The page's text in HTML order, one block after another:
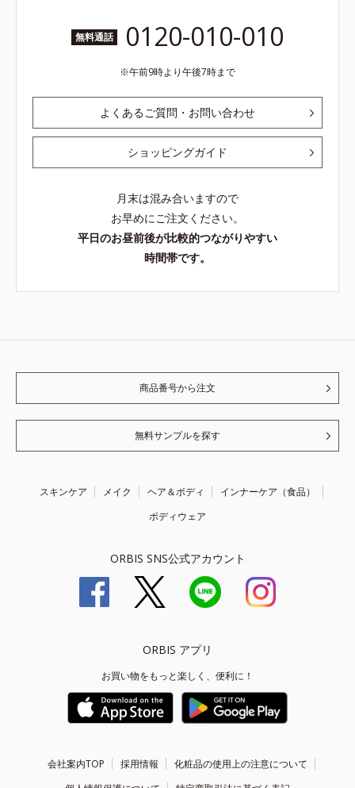
無料通話 0120-010-010
午前9時より午後7時まで
よくあるご質問・お問い合わせ
ショッピングガイド
月末は混み合いますので
お早めにご注文ください。
平日のお昼前後が比較的つながりやすい
時間帯です。
商品番号から注文
無料サンプルを探す
スキンケア メイク ヘア＆ボディ
インナーケア（食品）
ボディウェア
ORBIS SNS公式アカウント
ORBIS アプリ
お買い物をもっと楽しく、便利に！
会社案内TOP 採用情報
化粧品の使用上の注意について